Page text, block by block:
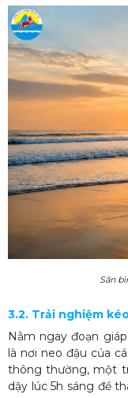
Săn
3.2. Trải nghiệm
Nằm ngay đoạn
là nơi neo đậu của
thông thường, một
dậy lúc 5h sáng để